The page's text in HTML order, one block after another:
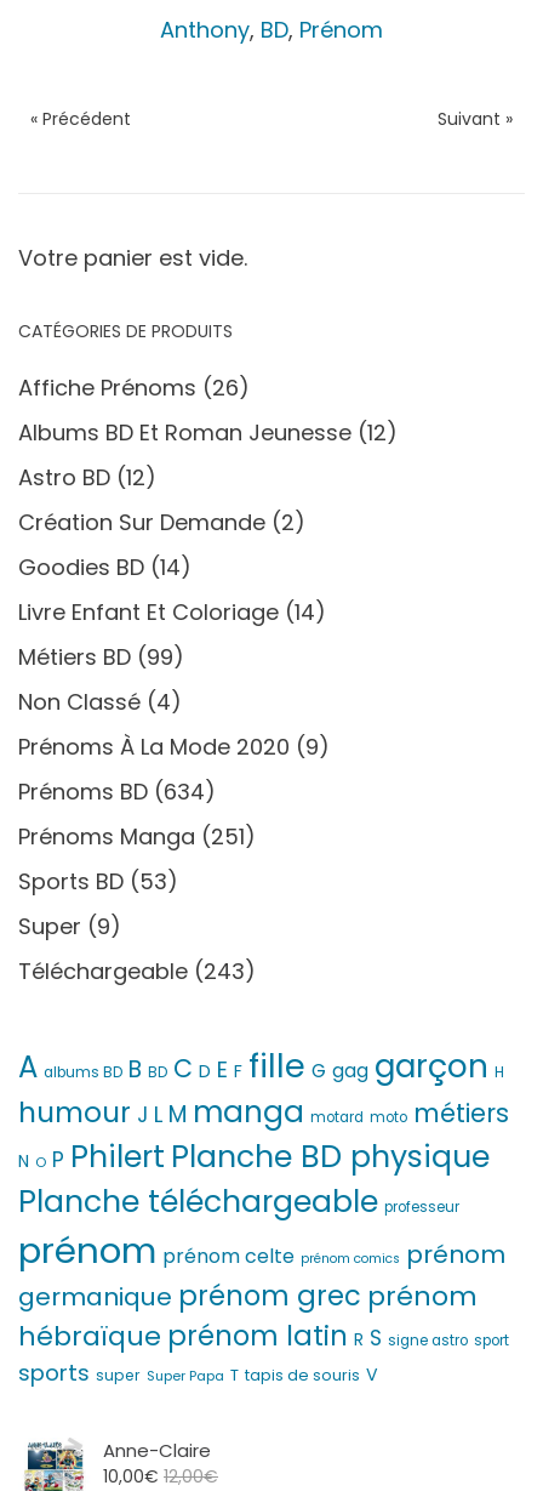
Anthony, BD, Prénom
« Précédent Suivant »
Votre panier est vide.
CATÉGORIES DE PRODUITS
Affiche Prénoms (26)
Albums BD Et Roman Jeunesse (12)
Astro BD (12)
Création Sur Demande (2)
Goodies BD (14)
Livre Enfant Et Coloriage (14)
Métiers BD (99)
Non Classé (4)
Prénoms À La Mode 2020 (9)
Prénoms BD (634)
Prénoms Manga (251)
Sports BD (53)
Super (9)
Téléchargeable (243)
A albums BD B BD C D E F fille G gag garçon H
humour J L M manga motard moto métiers
N O P Philert Planche BD physique
Planche téléchargeable professeur
prénom prénom celte prénom comics prénom
germanique prénom grec prénom
hébraïque prénom latin R S signe astro sport
sports super Super Papa T tapis de souris V
Anne-Claire
10,00€ 12,00€